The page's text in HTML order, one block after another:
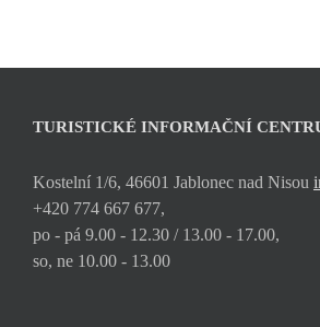
TURISTICKÉ INFORMAČNÍ
Kostelní 1/6, 46601 Jablonec nad Nisou
+420 774 667 677,
po - pá 9.00 - 12.30 / 13.00 - 17.00,
so, ne 10.00 - 13.00